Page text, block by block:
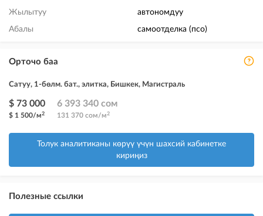
Жылытуу автономдуу
Абалы самоотделка (псо)
Орточо баа
Сатуу, 1-бөлм. бат., элитка, Бишкек, Магистраль
$ 73 000
$ 1 500/м2
6 393 340 сом
131 370 сом/м2
Толук аналитиканы көрүү үчүн шахсий кабинетке
кириңиз
Полезные ссылки